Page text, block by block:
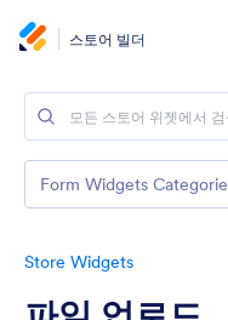
스토어 빌더
Store Widgets
Form Widgets